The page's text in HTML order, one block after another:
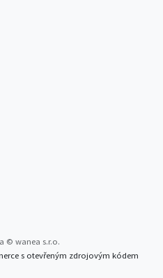
© wanea s.r.o.
s otevřeným zdrojovým kódem